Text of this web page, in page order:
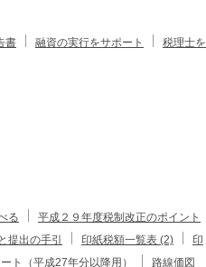
書 融資の実行をサポート
税理士を
る
平成２９年度税制改正のポイント
提出の手引 印紙税額一覧表 (2)
印
ト（平成27年分以降用） 路線価図